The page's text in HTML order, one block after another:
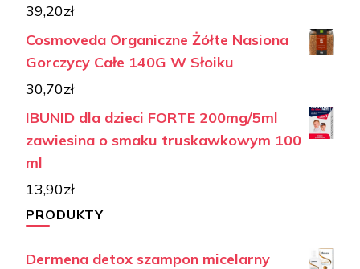
39,20zł
Cosmoveda Organiczne Żółte Nasiona
Gorczycy Całe 140G W Słoiku
30,70zł
IBUNID dla dzieci FORTE 200mg/5ml
zawiesina o smaku truskawkowym 100
ml
13,90zł
PRODUKTY
Dermena detox szampon micelarny